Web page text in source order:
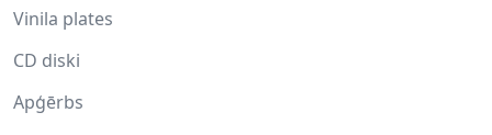
Vinila plates
CD diski
Apģērbs